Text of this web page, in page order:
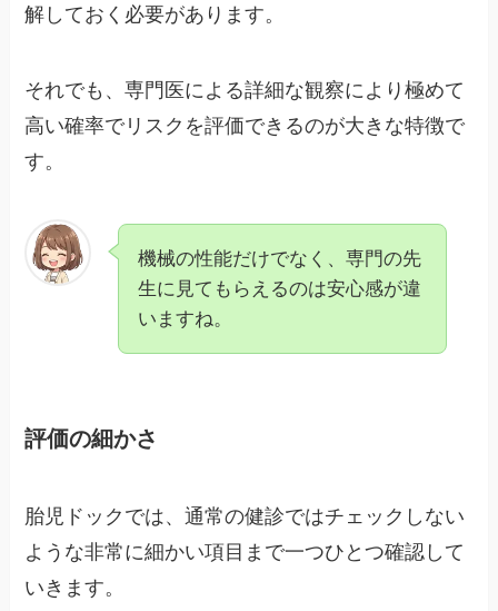
解しておく必要があります。
それでも、専門医による詳細な観察により極めて
高い確率でリスクを評価できるのが大きな特徴で
す。
機械の性能だけでなく、専門の先
生に見てもらえるのは安心感が違
いますね。
評価の細かさ
胎児ドックでは、通常の健診ではチェックしない
ような非常に細かい項目まで一つひとつ確認して
いきます。